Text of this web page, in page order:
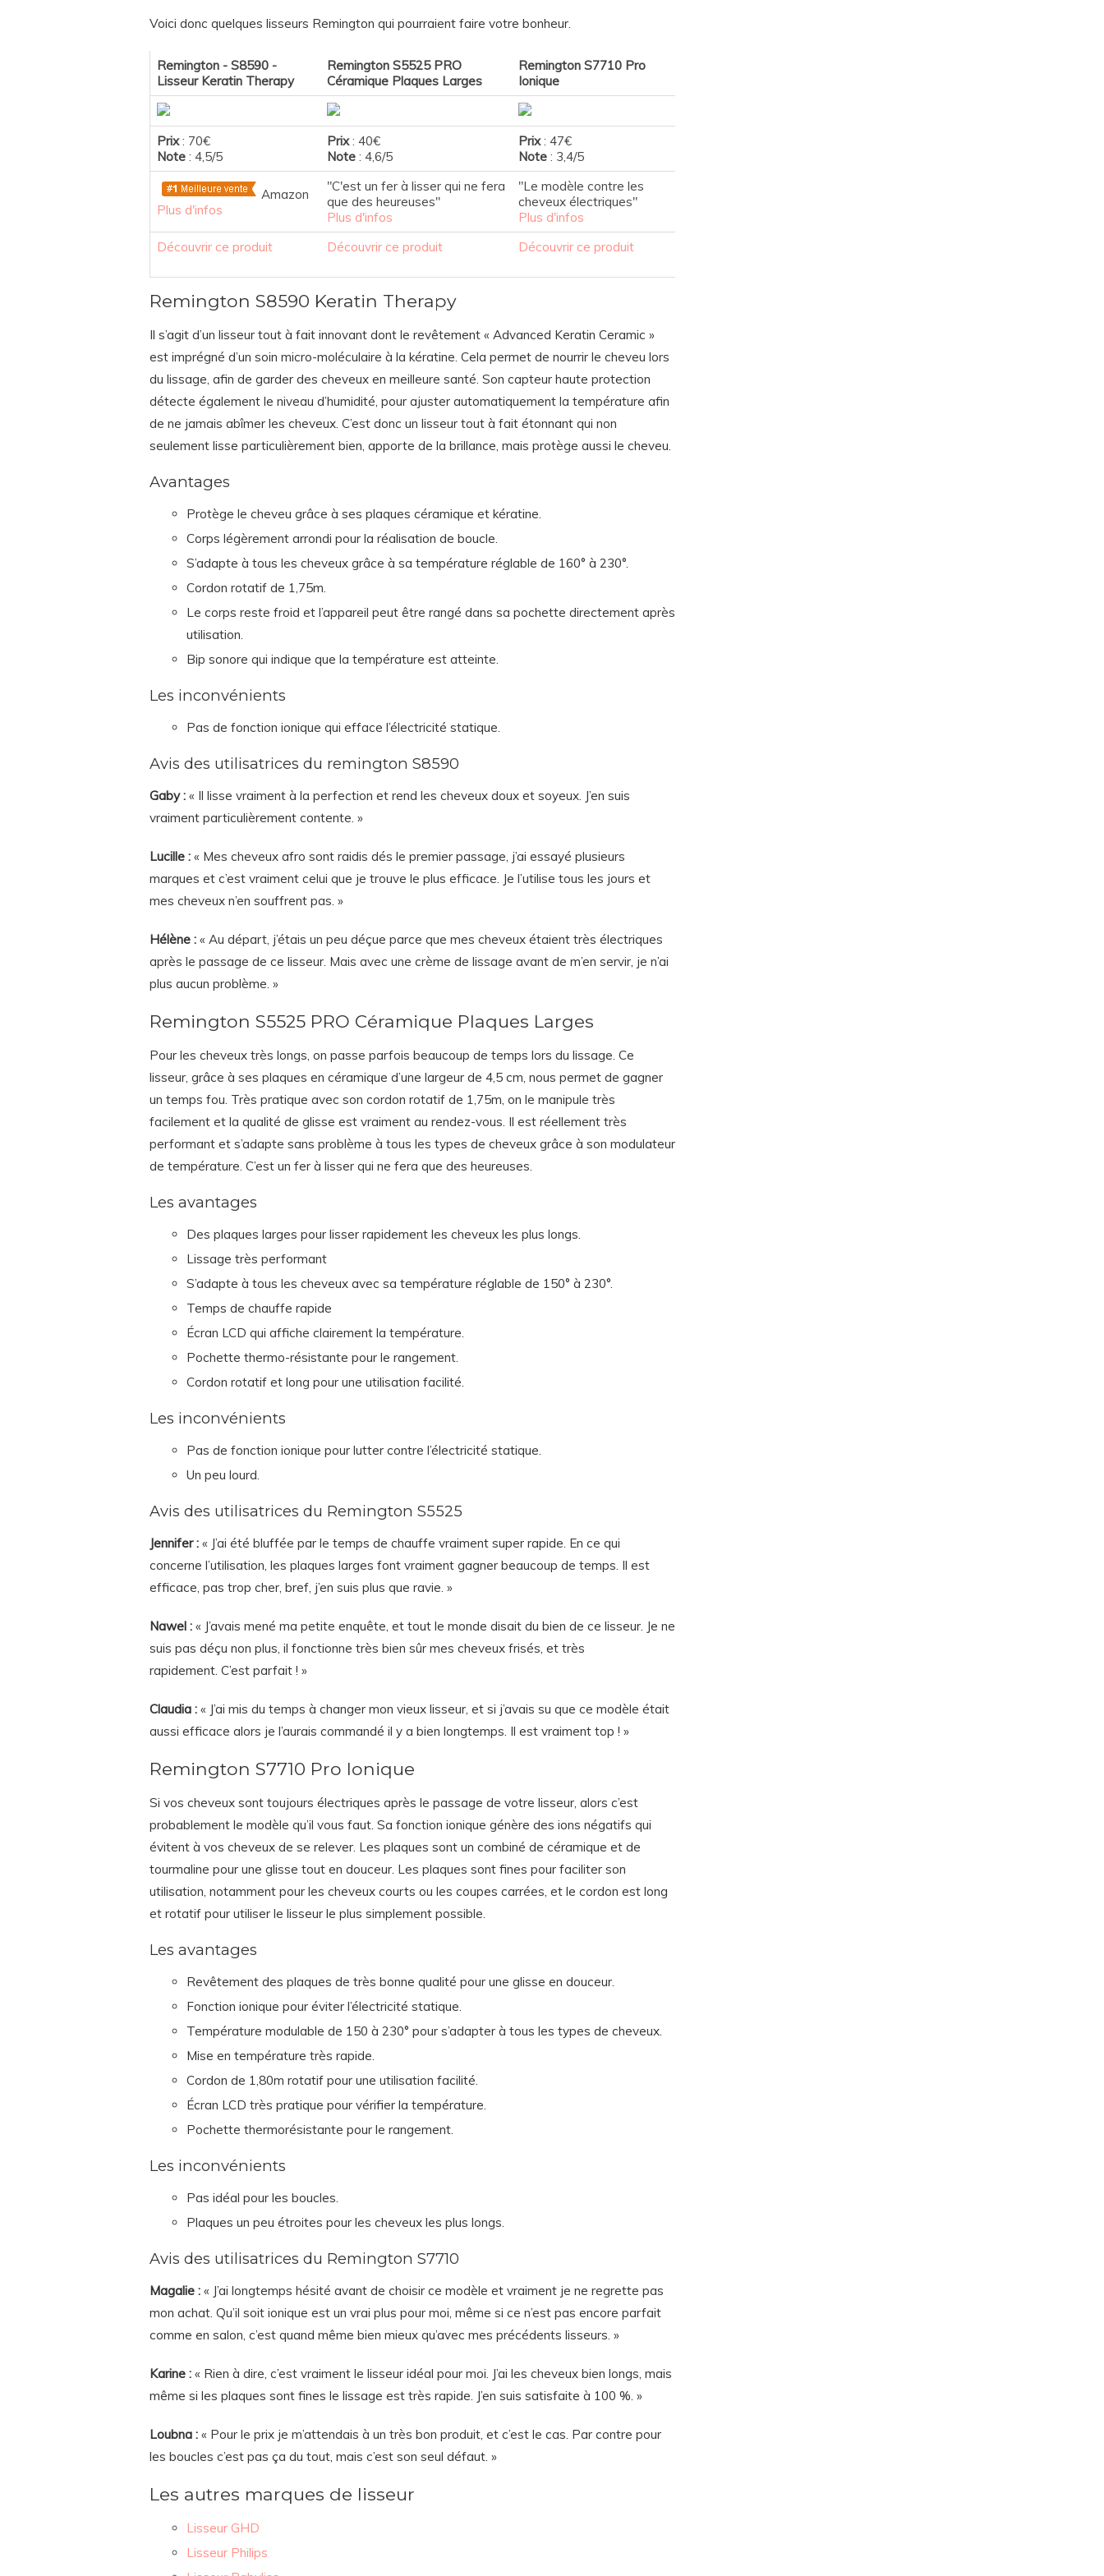
Voici donc quelques lisseurs Remington qui pourraient faire votre bonheur.
Remington - S8590 -
Lisseur Keratin Therapy
Remington S5525 PRO
Céramique Plaques Larges
Remington S7710 Pro
Ionique
Prix: 70€
Note : 4,5/5
Prix: 40€
Note : 4,6/5
Prix: 47€
Note : 3,4/5
Amazon
Plus d'infos
"C'est un fer à lisser qui ne fera
que des heureuses"
Plus d'infos
"Le modèle contre les
cheveux électriques"
Plus d'infos
Découvrir ce produit
Découvrir ce produit Découvrir ce produit
Remington S8590 Keratin Therapy
Il s’agit d’un lisseur tout à fait innovant dont le revêtement « Advanced Keratin Ceramic »
est imprégné d’un soin micro-moléculaire à la kératine. Cela permet de nourrir le cheveu lors
du lissage, afin de garder des cheveux en meilleure santé. Son capteur haute protection
détecte également le niveau d’humidité, pour ajuster automatiquement la température afin
de ne jamais abîmer les cheveux. C’est donc un lisseur tout à fait étonnant qui non
seulement lisse particulièrement bien, apporte de la brillance, mais protège aussi le cheveu.
Avantages
Protège le cheveu grâce à ses plaques céramique et kératine.
Corps légèrement arrondi pour la réalisation de boucle.
S’adapte à tous les cheveux grâce à sa température réglable de 160° à 230°.
Cordon rotatif de 1,75m.
Le corps reste froid et l’appareil peut être rangé dans sa pochette directement après
utilisation.
Bip sonore qui indique que la température est atteinte.
Les inconvénients
Pas de fonction ionique qui efface l’électricité statique.
Avis des utilisatrices du remington S8590
Gaby : « Il lisse vraiment à la perfection et rend les cheveux doux et soyeux. J’en suis
vraiment particulièrement contente. »
Lucille : « Mes cheveux afro sont raidis dés le premier passage, j’ai essayé plusieurs
marques et c’est vraiment celui que je trouve le plus efficace. Je l’utilise tous les jours et
mes cheveux n’en souffrent pas. »
Hélène : « Au départ, j’étais un peu déçue parce que mes cheveux étaient très électriques
après le passage de ce lisseur. Mais avec une crème de lissage avant de m’en servir, je n’ai
plus aucun problème. »
Remington S5525 PRO Céramique Plaques Larges
Pour les cheveux très longs, on passe parfois beaucoup de temps lors du lissage. Ce
lisseur, grâce à ses plaques en céramique d’une largeur de 4,5 cm, nous permet de gagner
un temps fou. Très pratique avec son cordon rotatif de 1,75m, on le manipule très
facilement et la qualité de glisse est vraiment au rendez-vous. Il est réellement très
performant et s’adapte sans problème à tous les types de cheveux grâce à son modulateur
de température. C’est un fer à lisser qui ne fera que des heureuses.
Les avantages
Des plaques larges pour lisser rapidement les cheveux les plus longs.
Lissage très performant
S’adapte à tous les cheveux avec sa température réglable de 150° à 230°.
Temps de chauffe rapide
Écran LCD qui affiche clairement la température.
Pochette thermo-résistante pour le rangement.
Cordon rotatif et long pour une utilisation facilité.
Les inconvénients
Pas de fonction ionique pour lutter contre l’électricité statique.
Un peu lourd.
Avis des utilisatrices du Remington S5525
Jennifer : « J’ai été bluffée par le temps de chauffe vraiment super rapide. En ce qui
concerne l’utilisation, les plaques larges font vraiment gagner beaucoup de temps. Il est
efficace, pas trop cher, bref, j’en suis plus que ravie. »
Nawel : « J’avais mené ma petite enquête, et tout le monde disait du bien de ce lisseur. Je ne
suis pas déçu non plus, il fonctionne très bien sûr mes cheveux frisés, et très
rapidement. C’est parfait ! »
Claudia : « J’ai mis du temps à changer mon vieux lisseur, et si j’avais su que ce modèle était
aussi efficace alors je l’aurais commandé il y a bien longtemps. Il est vraiment top ! »
Remington S7710 Pro Ionique
Si vos cheveux sont toujours électriques après le passage de votre lisseur, alors c’est
probablement le modèle qu’il vous faut. Sa fonction ionique génère des ions négatifs qui
évitent à vos cheveux de se relever. Les plaques sont un combiné de céramique et de
tourmaline pour une glisse tout en douceur. Les plaques sont fines pour faciliter son
utilisation, notamment pour les cheveux courts ou les coupes carrées, et le cordon est long
et rotatif pour utiliser le lisseur le plus simplement possible.
Les avantages
Revêtement des plaques de très bonne qualité pour une glisse en douceur.
Fonction ionique pour éviter l’électricité statique.
Température modulable de 150 à 230° pour s’adapter à tous les types de cheveux.
Mise en température très rapide.
Cordon de 1,80m rotatif pour une utilisation facilité.
Écran LCD très pratique pour vérifier la température.
Pochette thermorésistante pour le rangement.
Les inconvénients
Pas idéal pour les boucles.
Plaques un peu étroites pour les cheveux les plus longs.
Avis des utilisatrices du Remington S7710
Magalie : « J’ai longtemps hésité avant de choisir ce modèle et vraiment je ne regrette pas
mon achat. Qu’il soit ionique est un vrai plus pour moi, même si ce n’est pas encore parfait
comme en salon, c’est quand même bien mieux qu’avec mes précédents lisseurs. »
Karine : « Rien à dire, c’est vraiment le lisseur idéal pour moi. J’ai les cheveux bien longs, mais
même si les plaques sont fines le lissage est très rapide. J’en suis satisfaite à 100 %. »
Loubna : « Pour le prix je m’attendais à un très bon produit, et c’est le cas. Par contre pour
les boucles c’est pas ça du tout, mais c’est son seul défaut. »
Les autres marques de lisseur
Lisseur GHD
Lisseur Philips